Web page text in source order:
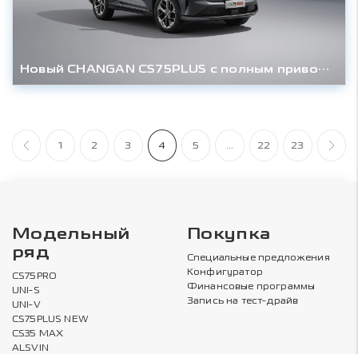
Новый CHANGAN CS75PLUS с полным приводом (AWD) выходит на российский рынок: старт программы предзаказов
1 2 3 4 5 ... 22 23
Модельный
ряд
CS75PRO
UNI-S
UNI-V
CS75PLUS NEW
CS35 MAX
ALSVIN
Покупка
Специальные предложения
Конфигуратор
Финансовые программы
Запись на тест-драйв